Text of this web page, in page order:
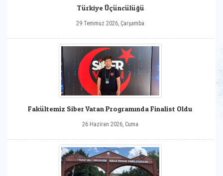
Türkiye Üçüncülüğü
29 Temmuz 2026, Çarşamba
Fakültemiz Siber Vatan Programında Finalist Oldu
26 Haziran 2026, Cuma